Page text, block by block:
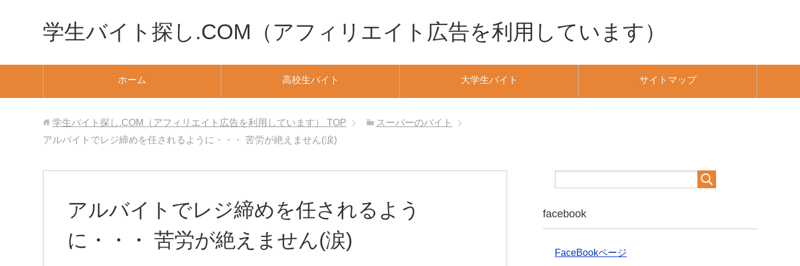
学生バイト探し.COM（アフィリエイト広告を利用しています）
ホーム 高校生バイト 大学生バイト サイトマップ
学生バイト探し.COM（アフィリエイト広告を利用しています） TOP
スーパーのバイト
アルバイトでレジ締めを任されるように・・・ 苦労が絶えません(涙)
アルバイトでレジ締めを任されるよう
に・・・ 苦労が絶えません(涙)
facebook
FaceBookページ